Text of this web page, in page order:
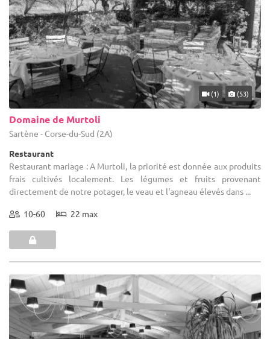
(1) (53)
Domaine de Murtoli
Sartène - Corse-du-Sud (2A)
Restaurant
Restaurant mariage : A Murtoli, la priorité est donnée aux produits
frais cultivés localement. Les légumes et fruits provenant
directement de notre potager, le veau et l'agneau élevés dans ...
10-60 22 max